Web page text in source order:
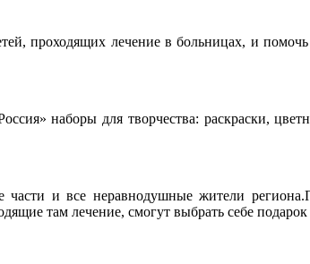
проходящих лечение в больницах, и
наборы для творчества: раскраски,
части и все неравнодушные жители
там лечение, смогут выбрать себе подарок